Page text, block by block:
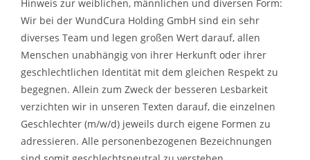
Hinweis zur weiblichen, männlichen und diversen Form:
Wir bei der WundCura Holding GmbH sind ein sehr
diverses Team und legen großen Wert darauf, allen
Menschen unabhängig von ihrer Herkunft oder ihrer
geschlechtlichen Identität mit dem gleichen Respekt zu
begegnen. Allein zum Zweck der besseren Lesbarkeit
verzichten wir in unseren Texten darauf, die einzelnen
Geschlechter (m/w/d) jeweils durch eigene Formen zu
adressieren. Alle personenbezogenen Bezeichnungen